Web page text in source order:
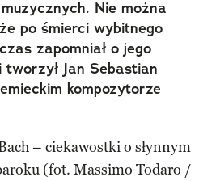
Nie można
po śmierci wybitnego
zapomniał o jego
tworzył Jan Sebastian
kompozytorze